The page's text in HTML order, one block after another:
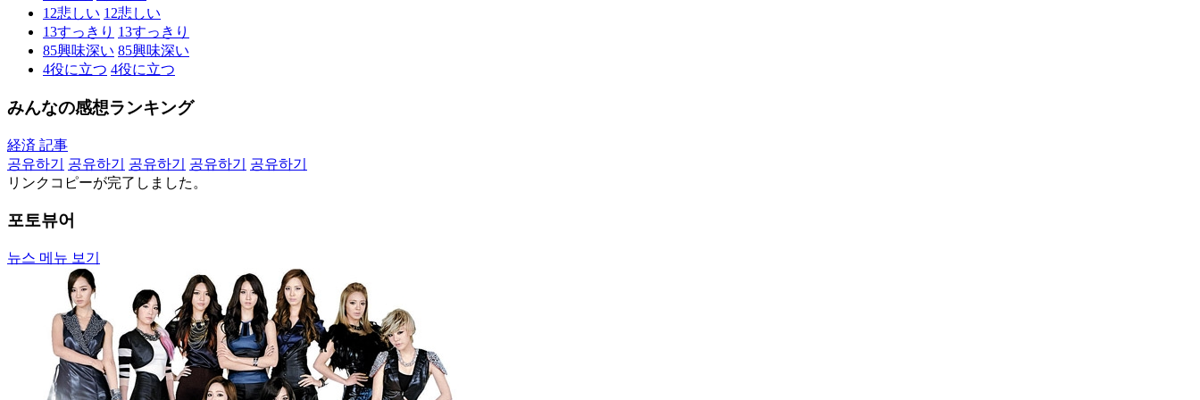
12悲しい 12悲しい
13すっきり 13すっきり
85興味深い 85興味深い
4役に立つ 4役に立つ
みんなの感想ランキング
経済 記事
공유하기
공유하기 공유하기 공유하기
공유하기
リンクコピーが完了しました。
포토뷰어
뉴스 메뉴 보기